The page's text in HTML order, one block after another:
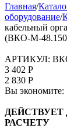
Главная/
оборудование/
кабельный
(ВКО-М-
АРТИКУЛ:
3 402 Р
2 830 Р
Вы экономите:
РАСЧЕТУ